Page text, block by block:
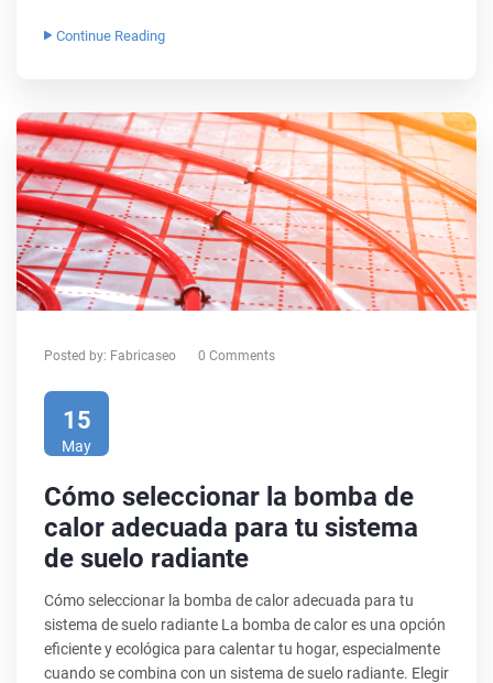
Continue Reading
Posted by: Fabricaseo 0 Comments
15
May
Cómo seleccionar la bomba de
calor adecuada para tu sistema
de suelo radiante
Cómo seleccionar la bomba de calor adecuada para tu
sistema de suelo radiante La bomba de calor es una opción
eficiente y ecológica para calentar tu hogar, especialmente
cuando se combina con un sistema de suelo radiante. Elegir